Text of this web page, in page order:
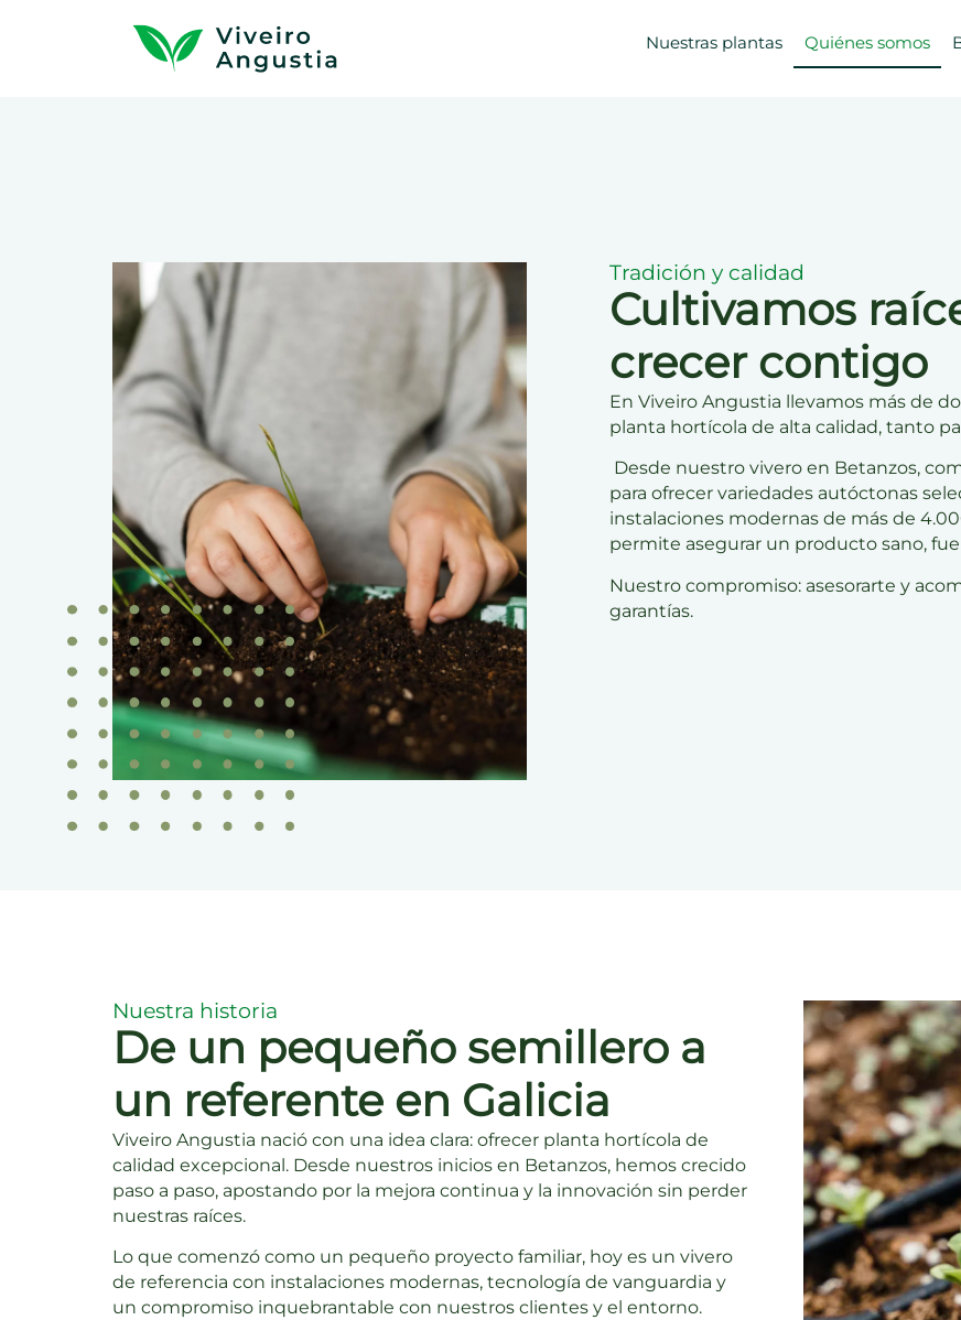
Nuestras plantas Quiénes somos
Tradición y calidad
Cultivamos
crecer contigo
En Viveiro Angustia llevamos más de
planta hortícola de alta calidad, tanto
Desde nuestrovivero en Betanzos,
para ofrecer variedades autóctonas
instalaciones modernas de más de
permite asegurar un producto sano,
Nuestro compromiso: asesorarte y
garantías.
Nuestra historia
De un pequeño semillero a
un referente en Galicia
Viveiro Angustia nació con una idea clara: ofrecer planta hortícola de
calidad excepcional. Desde nuestros inicios en Betanzos, hemos crecido
paso a paso, apostando por la mejora continua y la innovación sin perder
nuestras raíces.
Lo que comenzó como un pequeño proyecto familiar, hoy es un vivero
de referencia con instalaciones modernas, tecnología de vanguardia y
un compromiso inquebrantable con nuestros clientes y el entorno.